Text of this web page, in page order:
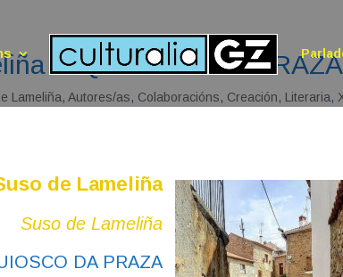
O QUIOSCO DA PRAZA
Lameliña,Autores/as, Colaboracións, Creación, Literaria,
de Lameliña
Suso de Lameliña
DA PRAZA